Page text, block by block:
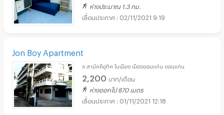
ห่างประมาณ 1.3 กม.
02/11/2021 9:19
Jon Boy Apartment
ถ.สามัคคีอุทิศ ในเมือง เมืองขอนแก่น ขอนแก่น
2,200 บาท/เดือน
ห่างออกไป 870 เมตร
01/11/2021 12:18